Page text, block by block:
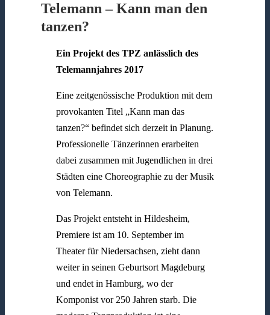
Telemann – Kann man den
tanzen?
Ein Projekt des TPZ anlässlich des
Telemannjahres 2017
Eine zeitgenössische Produktion mit dem
provokanten Titel „Kann man das
tanzen?“ befindet sich derzeit in Planung.
Professionelle Tänzerinnen erarbeiten
dabei zusammen mit Jugendlichen in drei
Städten eine Choreographie zu der Musik
von Telemann.
Das Projekt entsteht in Hildesheim,
Premiere ist am 10. September im
Theater für Niedersachsen, zieht dann
weiter in seinen Geburtsort Magdeburg
und endet in Hamburg, wo der
Komponist vor 250 Jahren starb. Die